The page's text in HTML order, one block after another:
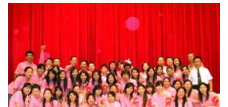
拉、香港、澳門等國家或地區超過500名同好及選手與會。8月18日
上午8時，世界珠算心算聯合第2屆珠心算比賽正式開始，在簡單的
開幕儀式後，大會依照小學A組、學生..